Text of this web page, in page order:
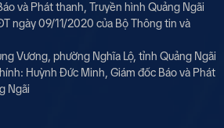
và Phát thanh, Truyền hình Quảng Ngãi
ngày 09/11/2020 của Bộ Thông tin và
Vương, phường Nghĩa Lộ, tỉnh Quảng Ngãi
Huỳnh Đức Minh, Giám đốc Báo và Phát
Ngãi